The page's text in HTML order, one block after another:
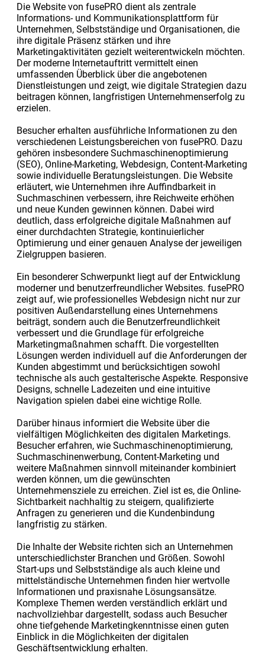
Die Website von fusePRO dient als zentrale
Informations- und Kommunikationsplattform für
Unternehmen, Selbstständige und Organisationen, die
ihre digitale Präsenz stärken und ihre
Marketingaktivitäten gezielt weiterentwickeln möchten.
Der moderne Internetauftritt vermittelt einen
umfassenden Überblick über die angebotenen
Dienstleistungen und zeigt, wie digitale Strategien dazu
beitragen können, langfristigen Unternehmenserfolg zu
erzielen.
Besucher erhalten ausführliche Informationen zu den
verschiedenen Leistungsbereichen von fusePRO. Dazu
gehören insbesondere Suchmaschinenoptimierung
(SEO), Online-Marketing, Webdesign, Content-Marketing
sowie individuelle Beratungsleistungen. Die Website
erläutert, wie Unternehmen ihre Auffindbarkeit in
Suchmaschinen verbessern, ihre Reichweite erhöhen
und neue Kunden gewinnen können. Dabei wird
deutlich, dass erfolgreiche digitale Maßnahmen auf
einer durchdachten Strategie, kontinuierlicher
Optimierung und einer genauen Analyse der jeweiligen
Zielgruppen basieren.
Ein besonderer Schwerpunkt liegt auf der Entwicklung
moderner und benutzerfreundlicher Websites. fusePRO
zeigt auf, wie professionelles Webdesign nicht nur zur
positiven Außendarstellung eines Unternehmens
beiträgt, sondern auch die Benutzerfreundlichkeit
verbessert und die Grundlage für erfolgreiche
Marketingmaßnahmen schafft. Die vorgestellten
Lösungen werden individuell auf die Anforderungen der
Kunden abgestimmt und berücksichtigen sowohl
technische als auch gestalterische Aspekte. Responsive
Designs, schnelle Ladezeiten und eine intuitive
Navigation spielen dabei eine wichtige Rolle.
Darüber hinaus informiert die Website über die
vielfältigen Möglichkeiten des digitalen Marketings.
Besucher erfahren, wie Suchmaschinenoptimierung,
Suchmaschinenwerbung, Content-Marketing und
weitere Maßnahmen sinnvoll miteinander kombiniert
werden können, um die gewünschten
Unternehmensziele zu erreichen. Ziel ist es, die Online-
Sichtbarkeit nachhaltig zu steigern, qualifizierte
Anfragen zu generieren und die Kundenbindung
langfristig zu stärken.
Die Inhalte der Website richten sich an Unternehmen
unterschiedlichster Branchen und Größen. Sowohl
Start-ups und Selbstständige als auch kleine und
mittelständische Unternehmen finden hier wertvolle
Informationen und praxisnahe Lösungsansätze.
Komplexe Themen werden verständlich erklärt und
nachvollziehbar dargestellt, sodass auch Besucher
ohne tiefgehende Marketingkenntnisse einen guten
Einblick in die Möglichkeiten der digitalen
Geschäftsentwicklung erhalten.